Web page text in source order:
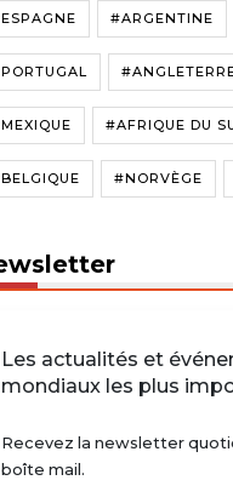
#ARGENTINE
#AFRIQUE DU
#NORVÈGE
Les actualités et
mondiaux les plus
Recevez la newsletter
boîte mail.